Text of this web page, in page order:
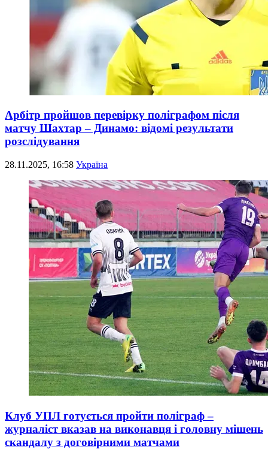
Арбітр пройшов перевірку поліграфом після
матчу Шахтар – Динамо: відомі результати
розслідування
28.11.2025, 16:58 Україна
Клуб УПЛ готується пройти поліграф –
журналіст вказав на виконавця і головну мішень
скандалу з договірними матчами